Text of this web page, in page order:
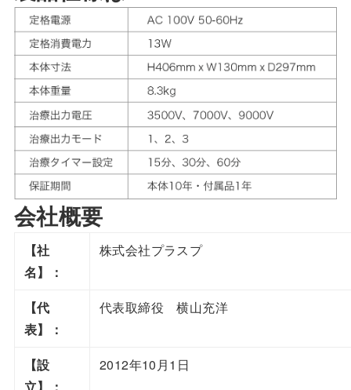
会社概要
【社
名】：
株式会社プラスプ
【代
表】：
代表取締役 横山充洋
【設
2012年10月1日